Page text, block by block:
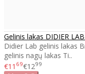
Gelinis lakas DIDIER
Didier Lab gelinis lakas
gelinis nagų lakas Ti..
€11 69€1299